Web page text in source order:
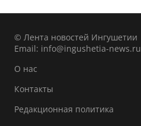
© Лента новостей Ингушетии
Email: info@ingushetia-news.ru
О нас
Контакты
Редакционная политика